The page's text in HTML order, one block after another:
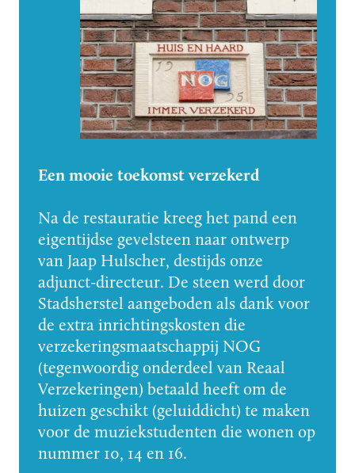
Een mooie toekomst verzekerd
Na de restauratie kreeg het pand een
eigentijdse gevelsteen naar ontwerp
van Jaap Hulscher, destijds onze
adjunct-directeur. De steen werd door
Stadsherstel aangeboden als dank voor
de extra inrichtingskosten die
verzekeringsmaatschappij NOG
(tegenwoordig onderdeel van Reaal
Verzekeringen) betaald heeft om de
huizen geschikt (geluiddicht) te maken
voor de muziekstudenten die wonen op
nummer 10, 14 en 16.